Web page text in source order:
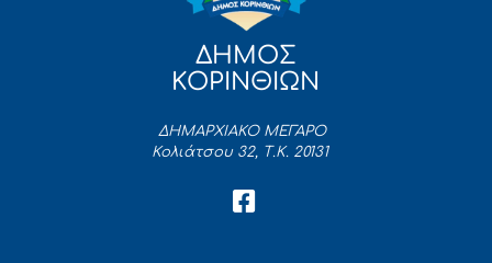
ΔΗΜΟΣ
ΚΟΡΙΝΘΙΩΝ
ΔΗΜΑΡΧΙΑΚΟ ΜΕΓΑΡΟ
Κολιάτσου 32, Τ.Κ. 20131